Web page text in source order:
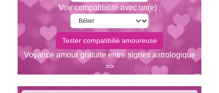
Voir compatibilité avec un(e) :
Voyance amour gratuite entre signes astrologique
>>